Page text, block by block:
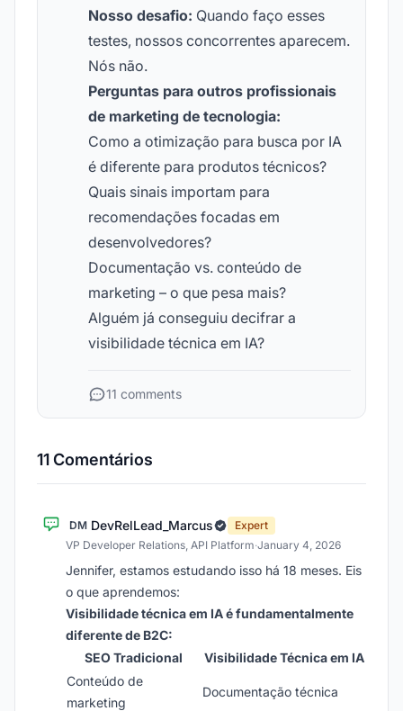
Nosso desafio: Quando faço esses
testes, nossos concorrentes aparecem.
Nós não.
Perguntas para outros profissionais
de marketing de tecnologia:
Como a otimização para busca por IA
é diferente para produtos técnicos?
Quais sinais importam para
recomendações focadas em
desenvolvedores?
Documentação vs. conteúdo de
marketing – o que pesa mais?
Alguém já conseguiu decifrar a
visibilidade técnica em IA?
11 comments
11 Comentários
DM DevRelLead_Marcus
Expert
VP Developer Relations, API Platform·January 4, 2026
Jennifer, estamos estudando isso há 18 meses. Eis
o que aprendemos:
Visibilidade técnica em IA é fundamentalmente
diferente de B2C:
SEO Tradicional
Visibilidade Técnica em IA
Conteúdo de
marketing
Documentação técnica